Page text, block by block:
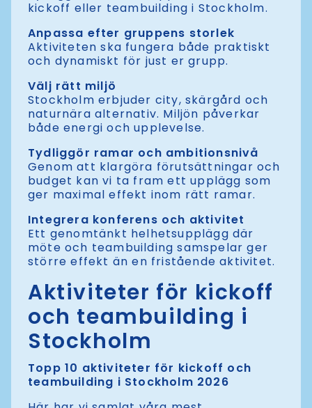
kickoff eller teambuilding i Stockholm.
Anpassa efter gruppens storlek
Aktiviteten ska fungera både praktiskt
och dynamiskt för just er grupp.
Välj rätt miljö
Stockholm erbjuder city, skärgård och
naturnära alternativ. Miljön påverkar
både energi och upplevelse.
Tydliggör ramar och ambitionsnivå
Genom att klargöra förutsättningar och
budget kan vi ta fram ett upplägg som
ger maximal effekt inom rätt ramar.
Integrera konferens och aktivitet
Ett genomtänkt helhetsupplägg där
möte och teambuilding samspelar ger
större effekt än en fristående aktivitet.
Aktiviteter för kickoff
och teambuilding i
Stockholm
Topp 10 aktiviteter för kickoff och
teambuilding i Stockholm 2026